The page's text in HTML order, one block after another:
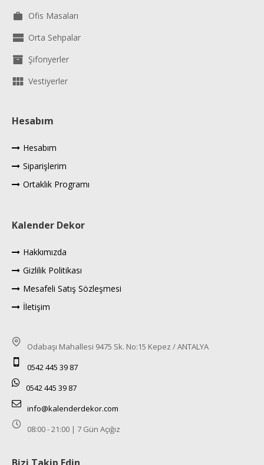
Ofis Masaları
Orta Sehpalar
Şifonyerler
Vestiyerler
Hesabım
Hesabım
Siparişlerim
Ortaklık Programı
Kalender Dekor
Hakkımızda
Gizlilik Politikası
Mesafeli Satış Sözleşmesi
İletişim
Odabaşı Mahallesi 9475 Sk. No:15 Kepez / ANTALYA
0542 445 39 87
0542 445 39 87
info@kalenderdekor.com
08:00 - 21:00 | 7 Gün Açığız